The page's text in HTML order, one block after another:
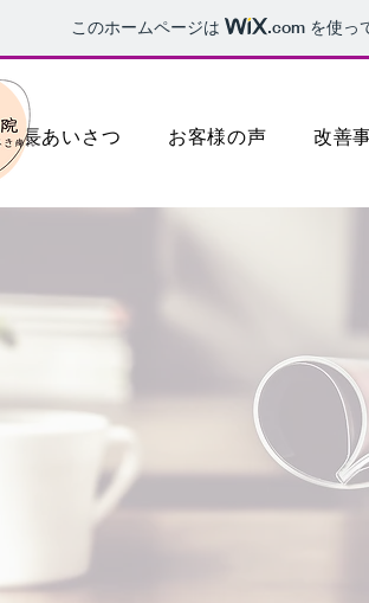
このホームページは .com を使っ
院長あいさつ お客様の声 改善